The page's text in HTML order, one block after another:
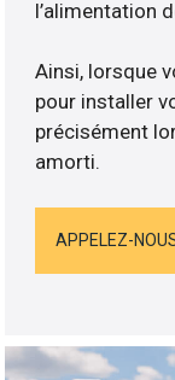
l’alimentation
Ainsi, lorsque
pour installer
précisément
amorti.
APPELEZ-